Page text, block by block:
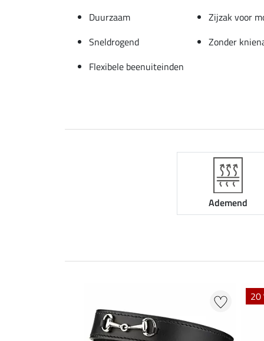
Duurzaam
Zijzak voor
Sneldrogend
Zonder
Flexibele beenuiteinden
Ademend
20